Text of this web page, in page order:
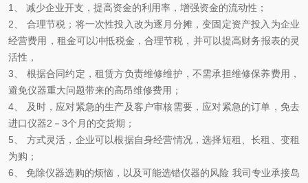
1、 减少企业开支，提高资金的利用率，增强资金的流动性；
2、 合理节税；将一次性投入改为逐月分摊，变固定资产投入为企业
经营费用，租金可以冲抵税金，合理节税，并可以提高财务报表的灵
活性，
3、 根据合同约定，租赁方负责维修维护，不需承担维修保养费用，
避免仪器重大问题带来的高昂维修费用；
4、 及时，应对紧急的生产及客户审核需要，应对紧急的订单，免去
进口仪器2－3个月的交货期；
5、 方式灵活，企业可以根据自身经营情况，选择短租、长租、变租
为购；
6、 免除仪器选购的烦恼，以及可能选错仪器的风险 我司专业承接岛